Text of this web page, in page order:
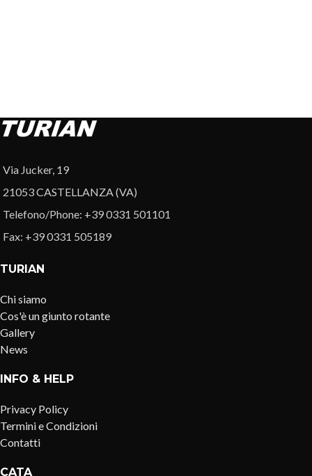
Via Jucker, 19
21053 CASTELLANZA (VA)
Telefono/Phone: +39 0331 501101
Fax: +39 0331 505189
TURIAN
Chi siamo
Cos'è un giunto rotante
Gallery
News
INFO & HELP
Privacy Policy
Termini e Condizioni
Contatti
CATA